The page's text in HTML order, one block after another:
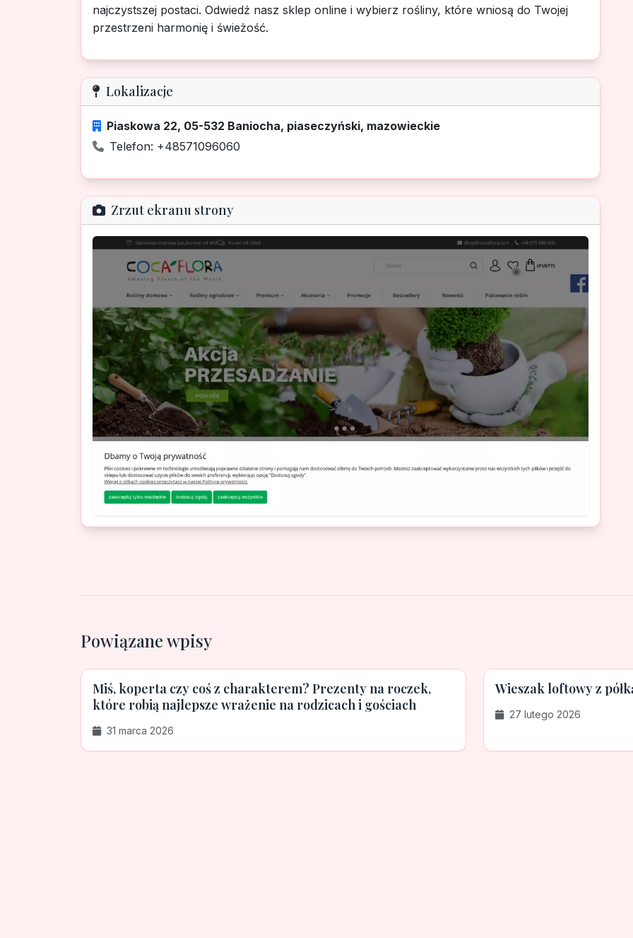
najczystszej postaci. Odwiedź nasz sklep online i wybierz rośliny, które wniosą do Twojej
przestrzeni harmonię i świeżość.
Lokalizacje
Piaskowa 22, 05-532 Baniocha, piaseczyński, mazowieckie
Telefon: +48571096060
Zrzut ekranu strony
Powiązane wpisy
Miś, koperta czy coś z charakterem? Prezenty na roczek,
które robią najlepsze wrażenie na rodzicach i gościach
31 marca 2026
Wieszak loftowy z
27 lutego 2026